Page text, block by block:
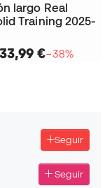
largo Real
Training 2025-
€−38%
Seguir
Seguir